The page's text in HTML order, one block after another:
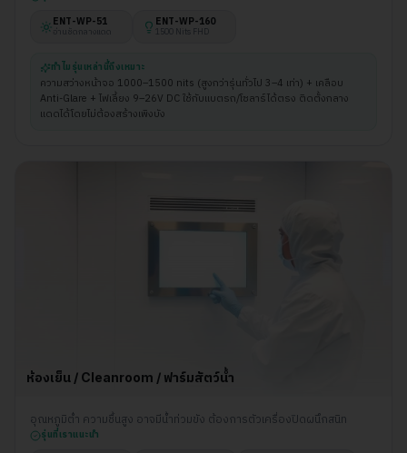
ENT-WP-51 ENT-WP-160
1500 Nits FHD
ทำไมรุ่นเหล่านี้ถึงเหมาะ
ความสว่างหน้าจอ 1000–1500 nits (สูงกว่ารุ่นทั่วไป 3–4 เท่า) + เคลือบ
Anti-Glare + ไฟเลี้ยง 9–26V DC ใช้กับแบตรถ/โซลาร์ได้ตรง ติดตั้งกลาง
แดดได้โดยไม่ต้องสร้างเพิงบัง
ห้องเย็น / Cleanroom / ฟาร์มสัตว์น้ำ
อุณหภูมิต่ำ ความชื้นสูง อาจมีน้ำท่วมขัง ต้องการตัวเครื่องปิดผนึกสนิท
รุ่นที่เราแนะนำ